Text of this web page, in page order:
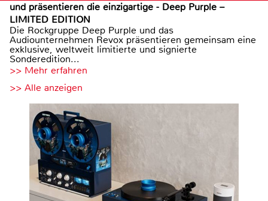
und präsentieren die einzigartige - Deep Purple –
LIMITED EDITION
Die Rockgruppe Deep Purple und das
Audiounternehmen Revox präsentieren gemeinsam eine
exklusive, weltweit limitierte und signierte
Sonderedition...
>> Mehr erfahren
>> Alle anzeigen